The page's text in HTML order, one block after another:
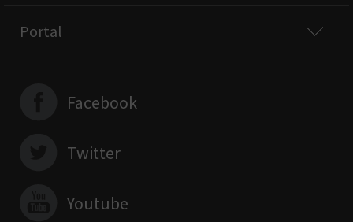
Portal
Facebook
Twitter
Youtube